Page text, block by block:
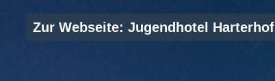
Zur Webseite: Jugendhotel Harterhof